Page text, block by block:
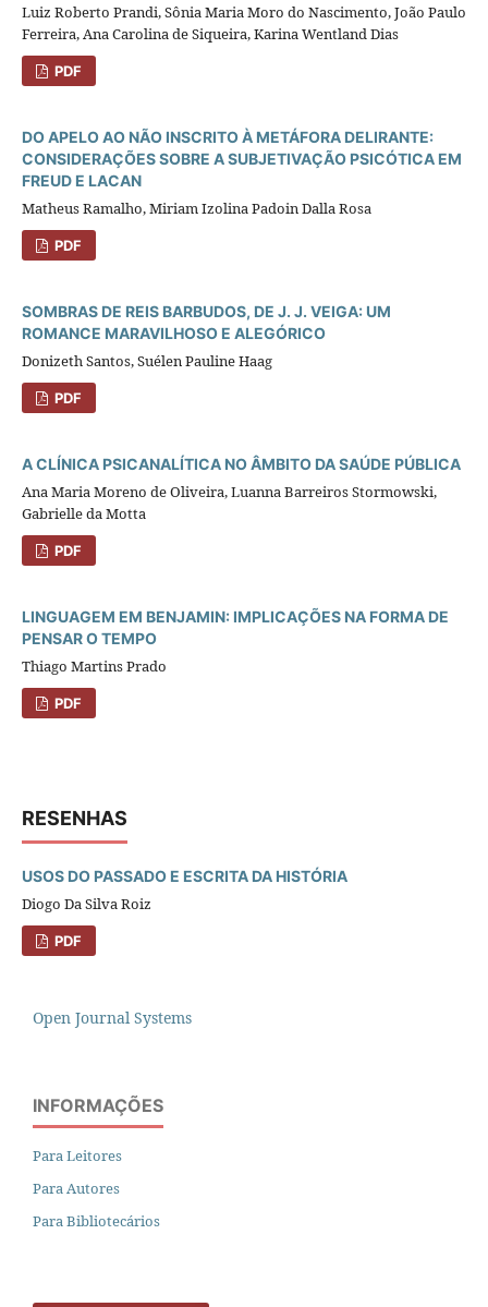
Luiz Roberto Prandi, Sônia Maria Moro do Nascimento, João Paulo
Ferreira, Ana Carolina de Siqueira, Karina Wentland Dias
PDF
DO APELO AO NÃO INSCRITO À METÁFORA DELIRANTE:
CONSIDERAÇÕES SOBRE A SUBJETIVAÇÃO PSICÓTICA EM
FREUD E LACAN
Matheus Ramalho, Miriam Izolina Padoin Dalla Rosa
PDF
SOMBRAS DE REIS BARBUDOS, DE J. J. VEIGA: UM
ROMANCE MARAVILHOSO E ALEGÓRICO
Donizeth Santos, Suélen Pauline Haag
PDF
A CLÍNICA PSICANALÍTICA NO ÂMBITO DA SAÚDE PÚBLICA
Ana Maria Moreno de Oliveira, Luanna Barreiros Stormowski,
Gabrielle da Motta
PDF
LINGUAGEM EM BENJAMIN: IMPLICAÇÕES NA FORMA DE
PENSAR O TEMPO
Thiago Martins Prado
PDF
RESENHAS
USOS DO PASSADO E ESCRITA DA HISTÓRIA
Diogo Da Silva Roiz
PDF
Open Journal Systems
INFORMAÇÕES
Para Leitores
Para Autores
Para Bibliotecários